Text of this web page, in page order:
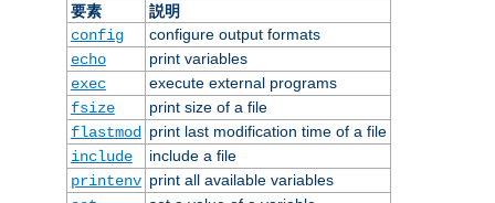
要素
説明
config
configure output formats
echo
print variables
exec
execute external programs
fsize
print size of a file
flastmod
print last modification time of a file
include
include a file
printenv print all available variables